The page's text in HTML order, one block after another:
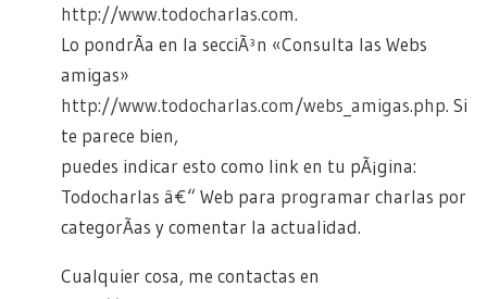
http://www.todocharlas.com.
Lo pondrÃ­a en la secciÃ³n «Consulta las Webs
amigas»
http://www.todocharlas.com/webs_amigas.php. Si
te parece bien,
puedes indicar esto como link en tu pÃ¡gina:
Todocharlas â€“ Web para programar charlas por
categorÃ­as y comentar la actualidad.
Cualquier cosa, me contactas en